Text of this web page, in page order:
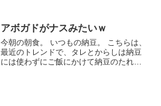
アボガドがナスみたいｗ
今朝の朝食。 いつもの納豆。 こちらは、
最近のトレンドで、タレとからしは納豆
には使わずにご飯にかけて納豆のたれご